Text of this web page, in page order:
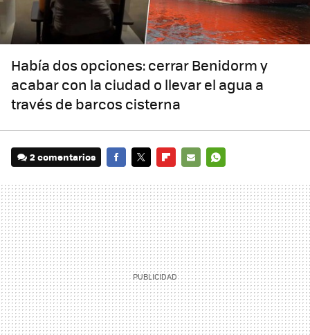
Había dos opciones: cerrar Benidorm y
acabar con la ciudad o llevar el agua a
través de barcos cisterna
2 comentarios
MAIL